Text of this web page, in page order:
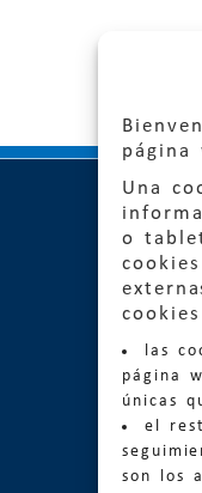
página
Una
o
las
página
únicas
el
son los